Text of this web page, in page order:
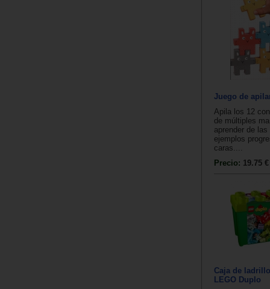
Juego de
Apila los 12
de múltiples
aprender de
ejemplos
caras....
Precio: 19.75 €
Caja de
LEGO Duplo